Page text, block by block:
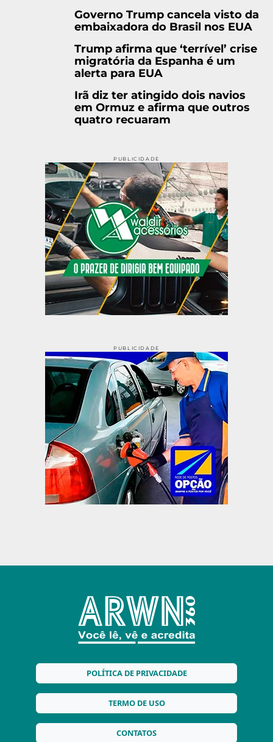
Governo Trump cancela visto da
embaixadora do Brasil nos EUA
Trump afirma que ‘terrível’ crise
migratória da Espanha é um
alerta para EUA
Irã diz ter atingido dois navios
em Ormuz e afirma que outros
quatro recuaram
PUBLICIDADE
PUBLICIDADE
POLÍTICA DE PRIVACIDADE
TERMO DE USO
CONTATOS